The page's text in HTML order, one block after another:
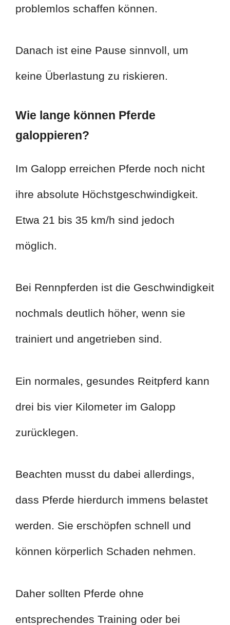
problemlos schaffen können.
Danach ist eine Pause sinnvoll, um
keine Überlastung zu riskieren.
Wie lange können Pferde
galoppieren?
Im Galopp erreichen Pferde noch nicht
ihre absolute Höchstgeschwindigkeit.
Etwa 21 bis 35 km/h sind jedoch
möglich.
Bei Rennpferden ist die Geschwindigkeit
nochmals deutlich höher, wenn sie
trainiert und angetrieben sind.
Ein normales, gesundes Reitpferd kann
drei bis vier Kilometer im Galopp
zurücklegen.
Beachten musst du dabei allerdings,
dass Pferde hierdurch immens belastet
werden. Sie erschöpfen schnell und
können körperlich Schaden nehmen.
Daher sollten Pferde ohne
entsprechendes Training oder bei